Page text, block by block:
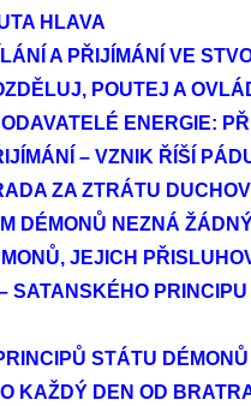
HLAVA
A PŘIJÍMÁNÍ VE
POUTEJ A
ENERGIE:
– VZNIK ŘÍŠÍ
ZA ZTRÁTU
DÉMONŮ NEZNÁ
JEJICH
SATANSKÉHO
STÁTU DÉMONŮ
KAŽDÝ DEN OD